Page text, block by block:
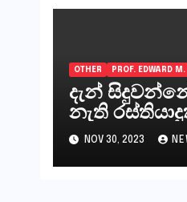
OTHER PROF. EDWARD
දැන්
නැති
ගෙන්වන්නන්
නියෝජිතයින්
NOV 30, 2023